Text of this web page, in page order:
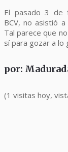
El pasado 3 de
BCV, no asistió
Tal parece que
sí para gozar a lo
por:
(1 visitas hoy,